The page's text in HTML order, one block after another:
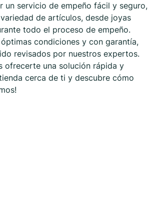
un servicio de empeño fácil y seguro,
de artículos, desde joyas
todo el proceso de empeño.
condiciones y con garantía,
revisados por nuestros expertos.
ofrecerte una solución rápida y
cerca de ti y descubre cómo